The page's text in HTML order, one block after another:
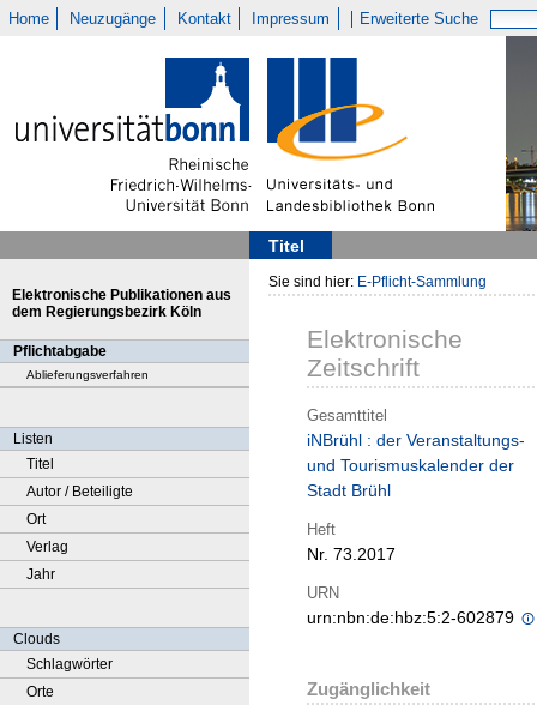
Home Neuzugänge Kontakt Impressum Erweiterte Suche
Titel
Elektronische Publikationen aus
dem Regierungsbezirk Köln
Pflichtabgabe
Ablieferungsverfahren
Listen
Titel
Autor / Beteiligte
Ort
Verlag
Jahr
Clouds
Schlagwörter
Orte
Sie sind hier: E-Pflicht-Sammlung
Elektronische
Zeitschrift
Gesamttitel
iNBrühl : der Veranstaltungs-
und Tourismuskalender der
Stadt Brühl
Heft
Nr. 73.2017
URN
urn:nbn:de:hbz:5:2-602879
Zugänglichkeit